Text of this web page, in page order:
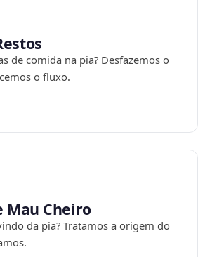
de comida na pia? Desfazemos o
o fluxo.
Mau Cheiro
da pia? Tratamos a origem do